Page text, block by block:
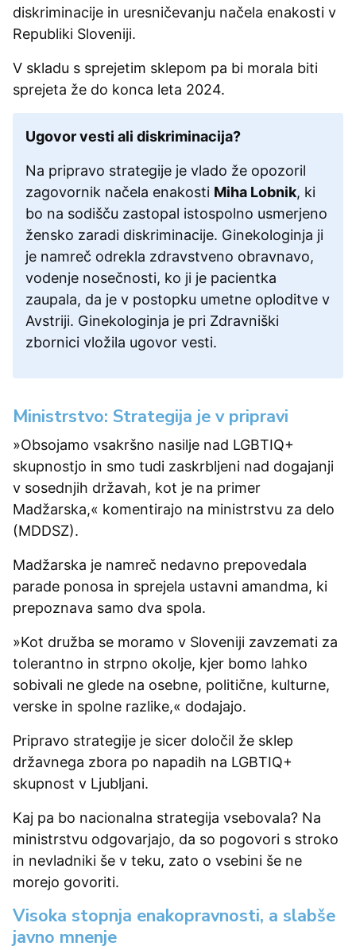
diskriminacije in uresničevanju načela enakosti v
Republiki Sloveniji.
V skladu s sprejetim sklepom pa bi morala biti
sprejeta že do konca leta 2024.
Ugovor vesti ali diskriminacija?
Na pripravo strategije je vlado že opozoril
zagovornik načela enakosti Miha Lobnik, ki
bo na sodišču zastopal istospolno usmerjeno
žensko zaradi diskriminacije. Ginekologinja ji
je namreč odrekla zdravstveno obravnavo,
vodenje nosečnosti, ko ji je pacientka
zaupala, da je v postopku umetne oploditve v
Avstriji. Ginekologinja je pri Zdravniški
zbornici vložila ugovor vesti.
Ministrstvo: Strategija je v pripravi
»Obsojamo vsakršno nasilje nad LGBTIQ+
skupnostjo in smo tudi zaskrbljeni nad dogajanji
v sosednjih državah, kot je na primer
Madžarska,« komentirajo na ministrstvu za delo
(MDDSZ).
Madžarska je namreč nedavno prepovedala
parade ponosa in sprejela ustavni amandma, ki
prepoznava samo dva spola.
»Kot družba se moramo v Sloveniji zavzemati za
tolerantno in strpno okolje, kjer bomo lahko
sobivali ne glede na osebne, politične, kulturne,
verske in spolne razlike,« dodajajo.
Pripravo strategije je sicer določil že sklep
državnega zbora po napadih na LGBTIQ+
skupnost v Ljubljani.
Kaj pa bo nacionalna strategija vsebovala? Na
ministrstvu odgovarjajo, da so pogovori s stroko
in nevladniki še v teku, zato o vsebini še ne
morejo govoriti.
Visoka stopnja enakopravnosti, a slabše
javno mnenje